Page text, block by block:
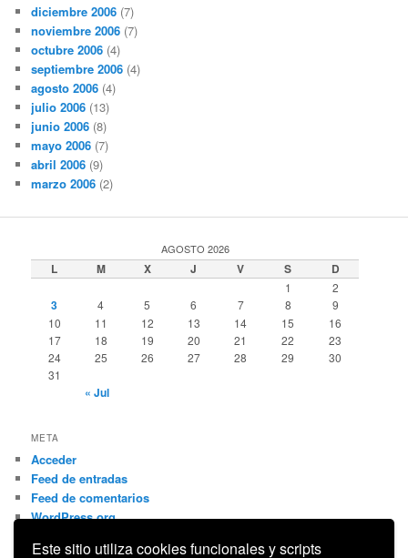
Este sitio utiliza cookies funcionales y scripts
diciembre 2006 (7)
noviembre 2006 (7)
octubre 2006 (4)
septiembre 2006 (4)
agosto 2006 (4)
julio 2006 (13)
junio 2006 (8)
mayo 2006 (7)
abril 2006 (9)
marzo 2006 (2)
AGOSTO 2026
L M X J V S D
1 2
3 4 5 6 7 8
9
10
11 12 13 14 15
16
17
18 19 20 21 22
23
24
25 26 27 28 29
30
31
« Jul
META
Acceder
Feed de entradas
Feed de comentarios
WordPress.org